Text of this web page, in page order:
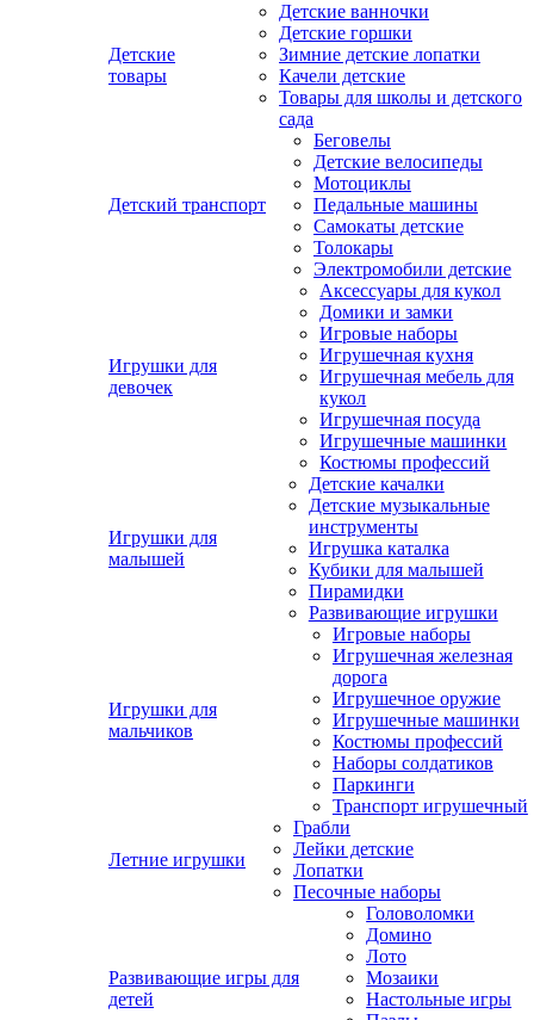
Детские
товары
Детские ванночки
Детские горшки
Зимние детские лопатки
Качели детские
Товары для школы и детского
сада
Детский транспорт
Беговелы
Детские велосипеды
Мотоциклы
Педальные машины
Самокаты детские
Толокары
Электромобили детские
Игрушки для
девочек
Аксессуары для кукол
Домики и замки
Игровые наборы
Игрушечная кухня
Игрушечная мебель для
кукол
Игрушечная посуда
Игрушечные машинки
Костюмы профессий
Игрушки для
малышей
Детские качалки
Детские музыкальные
инструменты
Игрушка каталка
Кубики для малышей
Пирамидки
Развивающие игрушки
Игрушки для
мальчиков
Игровые наборы
Игрушечная железная
дорога
Игрушечное оружие
Игрушечные машинки
Костюмы профессий
Наборы солдатиков
Паркинги
Транспорт игрушечный
Летние игрушки
Грабли
Лейки детские
Лопатки
Песочные наборы
Развивающие игры для
детей
Головоломки
Домино
Лото
Мозаики
Настольные игры